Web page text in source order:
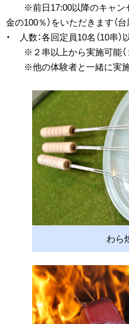
※前日17:00以降のキャン
金の100％）をいただきます（台
・ 人数：各回定員10名（10串）
※２串以上から実施可能（
※他の体験者と一緒に実施
わら